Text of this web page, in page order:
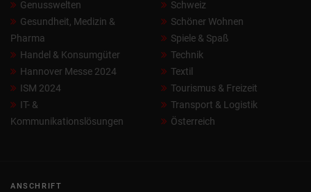
Genusswelten
Gesundheit, Medizin &
Pharma
Handel & Konsumgüter
Hannover Messe 2024
ISM 2024
IT- &
Kommunikationslösungen
Schweiz
Schöner Wohnen
Spiele & Spaß
Technik
Textil
Tourismus & Freizeit
Transport & Logistik
Österreich
ANSCHRIFT